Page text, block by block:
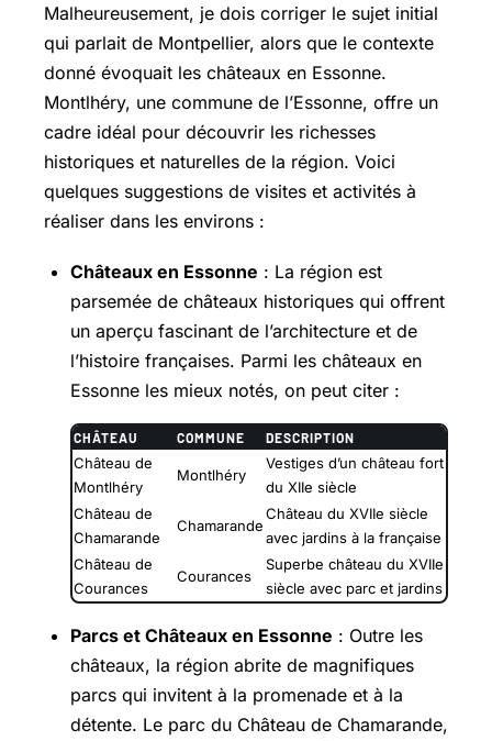
Malheureusement, je dois corriger le sujet initial
qui parlait de Montpellier, alors que le contexte
donné évoquait les châteaux en Essonne.
Montlhéry, une commune de l’Essonne, offre un
cadre idéal pour découvrir les richesses
historiques et naturelles de la région. Voici
quelques suggestions de visites et activités à
réaliser dans les environs :
Châteaux en Essonne : La région est
parsemée de châteaux historiques qui offrent
un aperçu fascinant de l’architecture et de
l’histoire françaises. Parmi les châteaux en
Essonne les mieux notés, on peut citer :
CHÂTEAU COMMUNE DESCRIPTION
Château de
Montlhéry
Montlhéry
Vestiges d’un château fort
du XIIe siècle
Château de
Chamarande
Chamarande
Château du XVIIe siècle
avec jardins à la française
Château de
Courances
Courances
Superbe château du XVIIe
siècle avec parc et jardins
Parcs et Châteaux en Essonne : Outre les
châteaux, la région abrite de magnifiques
parcs qui invitent à la promenade et à la
détente. Le parc du Château de Chamarande,